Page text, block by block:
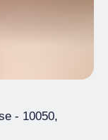
- 10050,